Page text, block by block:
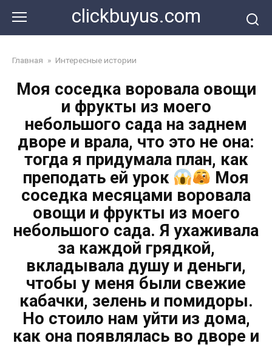
контенту
clickbuyus.com
Главная » Интересные истории
Моя соседка воровала овощи
и фрукты из моего
небольшого сада на заднем
дворе и врала, что это не она:
тогда я придумала план, как
преподать ей урок
Моя
соседка месяцами воровала
овощи и фрукты из моего
небольшого сада. Я ухаживала
за каждой грядкой,
вкладывала душу и деньги,
чтобы у меня были свежие
кабачки, зелень и помидоры.
Но стоило нам уйти из дома,
как она появлялась во дворе и